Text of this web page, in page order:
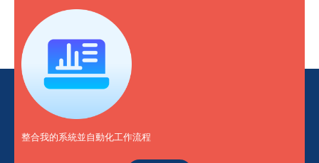
整合我的系統並自動化工作流程